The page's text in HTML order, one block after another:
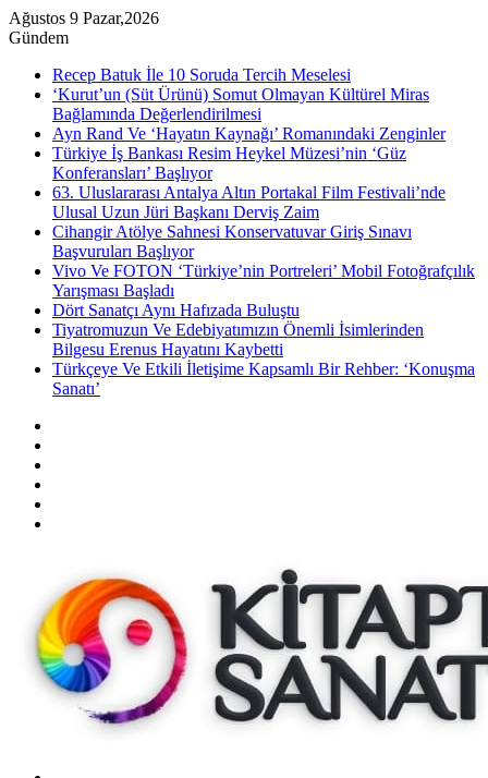
Ağustos 9 Pazar,2026
Gündem
Recep Batuk İle 10 Soruda Tercih Meselesi
‘Kurut’un (Süt Ürünü) Somut Olmayan Kültürel Miras
Bağlamında Değerlendirilmesi
Ayn Rand Ve ‘Hayatın Kaynağı’ Romanındaki Zenginler
Türkiye İş Bankası Resim Heykel Müzesi’nin ‘Güz
Konferansları’ Başlıyor
63. Uluslararası Antalya Altın Portakal Film Festivali’nde
Ulusal Uzun Jüri Başkanı Derviş Zaim
Cihangir Atölye Sahnesi Konservatuvar Giriş Sınavı
Başvuruları Başlıyor
Vivo Ve FOTON ‘Türkiye’nin Portreleri’ Mobil Fotoğrafçılık
Yarışması Başladı
Dört Sanatçı Aynı Hafızada Buluştu
Tiyatromuzun Ve Edebiyatımızın Önemli İsimlerinden
Bilgesu Erenus Hayatını Kaybetti
Türkçeye Ve Etkili İletişime Kapsamlı Bir Rehber: ‘Konuşma
Sanatı’